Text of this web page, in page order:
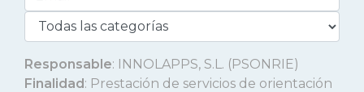
Responsable: INNOLAPPS, S.L. (PSONRIE)
Finalidad: Prestación de servicios de orientación